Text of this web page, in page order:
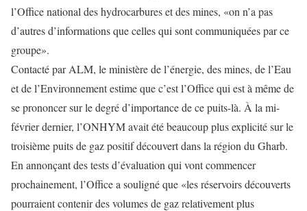
l’Office national des hydrocarbures et des mines, «on n’a pas
d’autres d’informations que celles qui sont communiquées par ce
groupe».
Contacté par ALM, le ministère de l’énergie, des mines, de l’Eau
et de l’Environnement estime que c’est l’Office qui est à même de
se prononcer sur le degré d’importance de ce puits-là. À la mi-
février dernier, l’ONHYM avait été beaucoup plus explicité sur le
troisième puits de gaz positif découvert dans la région du Gharb.
En annonçant des tests d’évaluation qui vont commencer
prochainement, l’Office a souligné que «les réservoirs découverts
pourraient contenir des volumes de gaz relativement plus